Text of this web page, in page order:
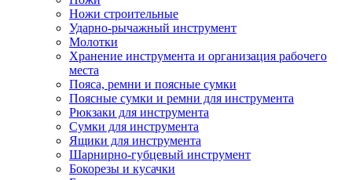
Ножи строительные
Ударно-рычажный инструмент
Молотки
Хранение инструмента и организация рабочего
места
Пояса, ремни и поясные сумки
Поясные сумки и ремни для инструмента
Рюкзаки для инструмента
Сумки для инструмента
Ящики для инструмента
Шарнирно-губцевый инструмент
Бокорезы и кусачки